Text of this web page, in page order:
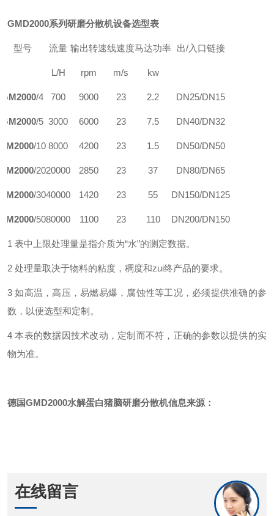
GMD2000系列研磨分散机设备选型表
型号 流量 输出转速线速度马达功率 出/入口链接
L/H rpm m/s kw
GM2000/4 700 9000 23 2.2 DN25/DN15
GM2000/5 3000 6000 23 7.5 DN40/DN32
/10 8000 4200 23 1.5 DN50/DN50
/2020000 2850 23 37 DN80/DN65
/3040000 1420 23 55 DN150/DN125
/5080000 1100 23 110 DN200/DN150
1 表中上限处理量是指介质为“水”的测定数据。
2 处理量取决于物料的粘度，稠度和zui终产品的要求。
3 如高温，高压，易燃易爆，腐蚀性等工况，必须提供准确的参
数，以便选型和定制。
4 本表的数据因技术改动，定制而不符，正确的参数以提供的实
物为准。
德国GMD2000水解蛋白猪脑研磨分散机信息来源：
在线留言